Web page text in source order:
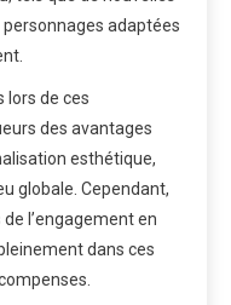
adaptées
lors de ces
des avantages
esthétique,
globale. Cependant,
l’engagement en
dans ces